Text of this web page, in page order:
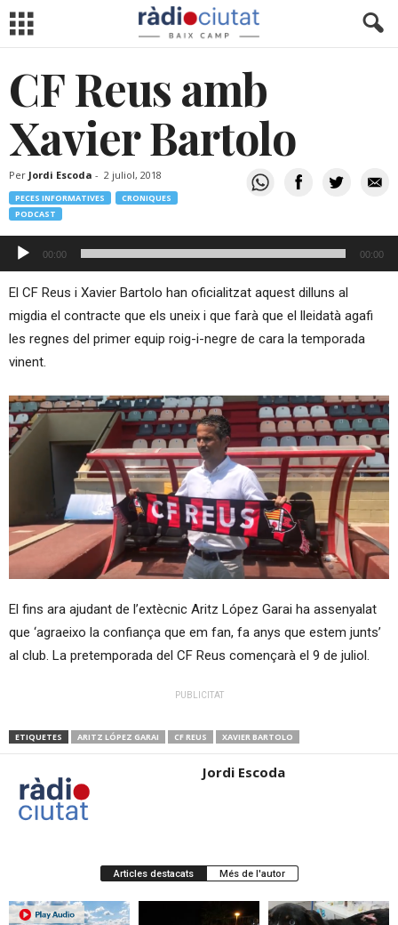
CF Reus amb
Xavier Bartolo
Per Jordi Escoda - 2 juliol, 2018
PECES INFORMATIVES
CRONIQUES
PODCAST
Reproductor
d'àudio
00:00 00:00
El CF Reus i Xavier Bartolo han oficialitzat aquest dilluns al
migdia el contracte que els uneix i que farà que el lleidatà agafi
les regnes del primer equip roig-i-negre de cara la temporada
vinent.
El fins ara ajudant de l’extècnic Aritz López Garai ha assenyalat
que ‘agraeixo la confiança que em fan, fa anys que estem junts’
al club. La pretemporada del CF Reus començarà el 9 de juliol.
PUBLICITAT
ETIQUETES ARITZ LÓPEZ GARAI CF REUS XAVIER BARTOLO
Jordi Escoda
Articles destacats Més de l'autor